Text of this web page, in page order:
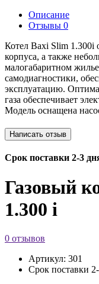
Описание
Отзывы 0
Котел Baxi Slim 1.300i
корпуса, а также
малогабаритном
самодиагностики,
эксплуатацию.
газа обеспечивает
Модель оснащена
Срок поставки 2-3
Газовый
1.300 i
0 отзывов
Артикул: 301
Срок поставки